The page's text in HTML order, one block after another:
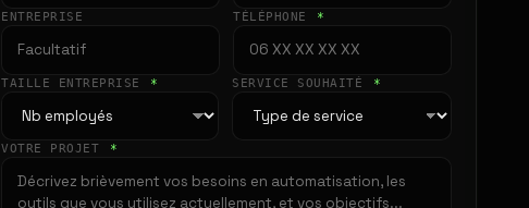
ENTREPRISE TÉLÉPHONE *
TAILLE ENTREPRISE * SERVICE SOUHAITÉ *
VOTRE PROJET *